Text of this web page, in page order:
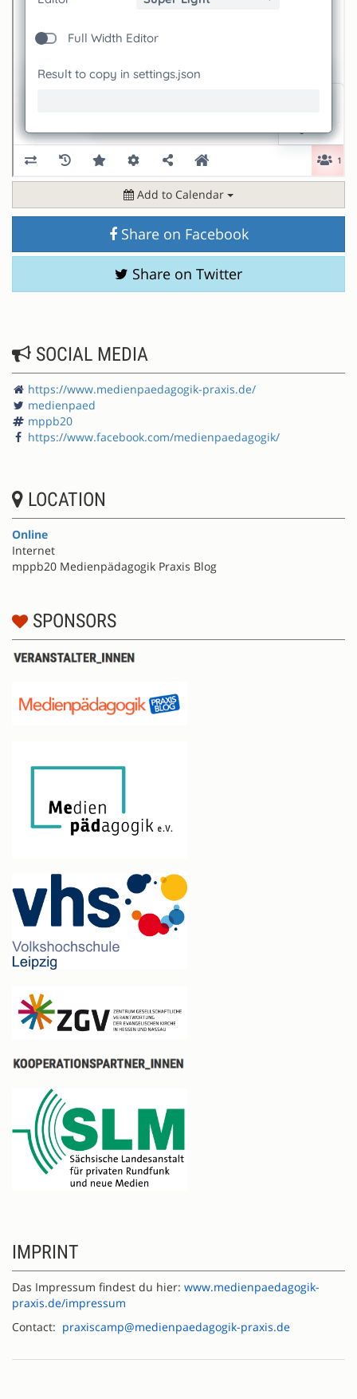
Add to Calendar
Share on Facebook
Share on Twitter
SOCIAL MEDIA
https://www.medienpaedagogik-praxis.de/
medienpaed
mppb20
https://www.facebook.com/medienpaedagogik/
LOCATION
Online
Internet
mppb20 Medienpädagogik Praxis Blog
SPONSORS
IMPRINT
Das Impressum findest du hier: www.medienpaedagogik-
praxis.de/impressum
Contact: praxiscamp@medienpaedagogik-praxis.de